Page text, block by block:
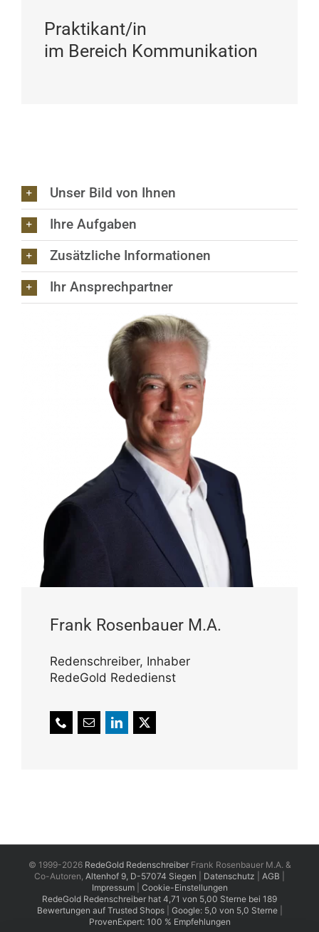
Praktikant/in
im Bereich Kommunikation
Unser Bild von Ihnen
Ihre Aufgaben
Zusätzliche Informationen
Ihr Ansprechpartner
Frank Rosen­bauer M.A.
Reden­schreiber, Inhaber
RedeGold Rededienst
© 1999-2026 RedeGold RedenschreiberFrank Rosenbauer M.A. &
Co-Autoren, Altenhof 9, D-57074 Siegen Datenschutz AGB
Impressum| Cookie-Einstellungen
RedeGold Redenschreiber hat 4,71 von 5,00 Sterne bei 189
Bewertungen auf Trusted Shops| Google: 5,0 von 5,0 Sterne|
ProvenExpert: 100 % Empfehlungen